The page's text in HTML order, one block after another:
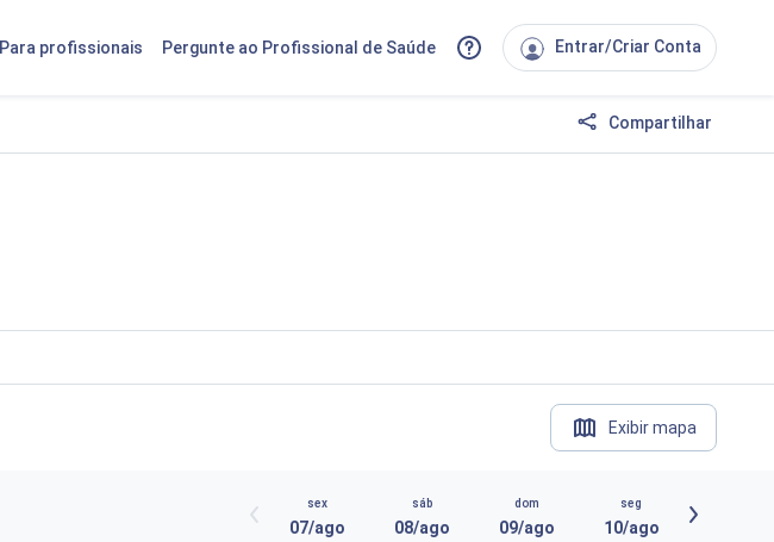
Para profissionais Pergunte ao Profissional de Saúde Entrar/Criar Conta
Compartilhar
Exibir mapa
sex
07/ago
sáb
08/ago
dom
09/ago
seg
10/ago